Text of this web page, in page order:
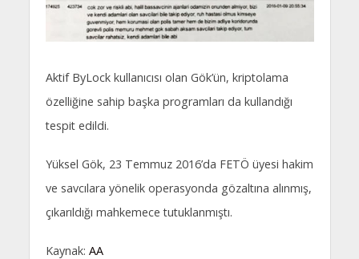
Aktif ByLock kullanıcısı olan Gök’ün, kriptolama
özelliğine sahip başka programları da kullandığı
tespit edildi.
Yüksel Gök, 23 Temmuz 2016’da FETÖ üyesi hakim
ve savcılara yönelik operasyonda gözaltına alınmış,
çıkarıldığı mahkemece tutuklanmıştı.
Kaynak: AA